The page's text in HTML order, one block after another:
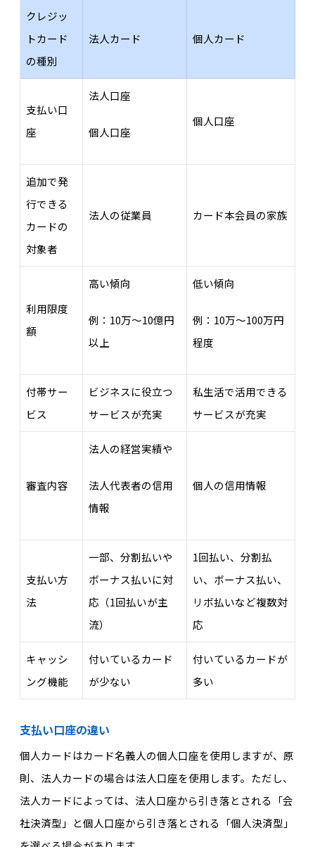
クレジッ
トカード
の種別
法人カード 個人カード
支払い口
座
法人口座
個人口座
個人口座
追加で発
行できる
カードの
対象者
法人の従業員 カード本会員の家族
利用限度
額
高い傾向
例：10万～10億円
以上
低い傾向
例：10万～100万円
程度
付帯サー
ビス
ビジネスに役立つ
サービスが充実
私生活で活用できる
サービスが充実
審査内容
法人の経営実績や
法人代表者の信用
情報
個人の信用情報
支払い方
法
一部、分割払いや
ボーナス払いに対
応（1回払いが主
流）
1回払い、分割払
い、ボーナス払い、
リボ払いなど複数対
応
キャッシ
ング機能
付いているカード
が少ない
付いているカードが
多い
支払い口座の違い
個人カードはカード名義人の個人口座を使用しますが、原
則、法人カードの場合は法人口座を使用します。ただし、
法人カードによっては、法人口座から引き落とされる「会
社決済型」と個人口座から引き落とされる「個人決済型」